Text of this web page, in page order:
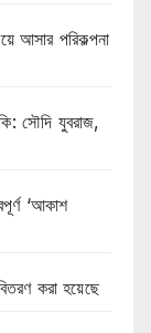
আসার পরিকল্পনা
সৌদি যুবরাজ,
‘আকাশ
করা হয়েছে